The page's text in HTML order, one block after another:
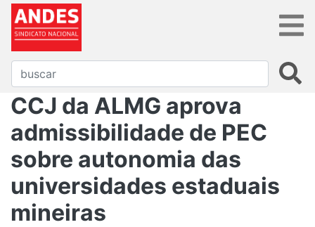
CCJ da ALMG aprova
admissibilidade de PEC
sobre autonomia das
universidades estaduais
mineiras